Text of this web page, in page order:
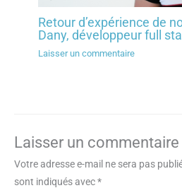
Retour d’expérience de
Dany, développeur full
Laisser un commentaire
Laisser un commentaire
Votre adresse e-mail ne sera pas
sont indiqués avec*